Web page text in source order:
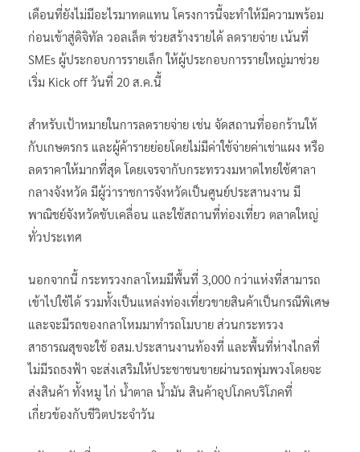
เดือนที่ยังไม่มีอะไรมาทดแทน โครงการนี้จะทำให้มีความพร้อม
ก่อนเข้าสู่ดิจิทัล วอลเล็ต ช่วยสร้างรายได้ ลดรายจ่าย เน้นที่
SMEs ผู้ประกอบการรายเล็ก ให้ผู้ประกอบการรายใหญ่มาช่วย
เริ่ม Kick off วันที่ 20 ส.ค.นี้
สำหรับเป้าหมายในการลดรายจ่าย เช่น จัดสถานที่ออกร้านให้
กับเกษตรกร และผู้ค้ารายย่อยโดยไม่มีค่าใช้จ่ายค่าเช่าแผง หรือ
ลดราคาให้มากที่สุด โดยเจรจากับกระทรวงมหาดไทยใช้ศาลา
กลางจังหวัด มีผู้ว่าราชการจังหวัดเป็นศูนย์ประสานงาน มี
พาณิชย์จังหวัดขับเคลื่อน และใช้สถานที่ท่องเที่ยว ตลาดใหญ่
ทั่วประเทศ
นอกจากนี้ กระทรวงกลาโหมมีพื้นที่ 3,000 กว่าแห่งที่สามารถ
เข้าไปใช้ได้ รวมทั้งเป็นแหล่งท่องเที่ยวขายสินค้าเป็นกรณีพิเศษ
และจะมีรถของกลาโหมมาทำรถโมบาย ส่วนกระทรวง
สาธารณสุขจะใช้ อสม.ประสานงานท้องที่ และพื้นที่ห่างไกลที่
ไม่มีรถธงฟ้า จะส่งเสริมให้ประชาชนขายผ่านรถพุ่มพวงโดยจะ
ส่งสินค้า ทั้งหมู ไก่ น้ำตาล น้ำมัน สินค้าอุปโภคบริโภคที่
เกี่ยวข้องกับชีวิตประจำวัน